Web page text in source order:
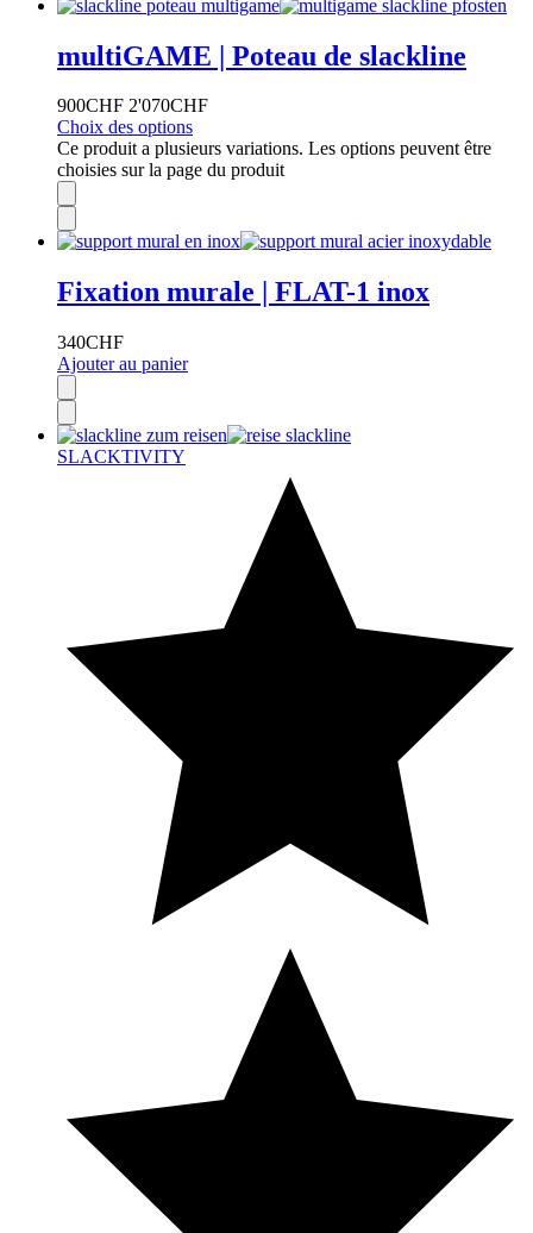
multiGAME | Poteau de slackline
900CHF 2'070CHF
Choix des options
Ce produit a plusieurs variations. Les options peuvent être
choisies sur la page du produit
Fixation murale | FLAT-1 inox
340CHF
Ajouter au panier
SLACKTIVITY